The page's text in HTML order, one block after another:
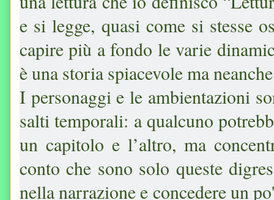
e si legge, quasi come si stesse
capire più a fondo le varie
è una storia spiacevole ma
I personaggi e le ambientazioni
salti temporali: a qualcuno
un capitolo e l’altro, ma
conto che sono solo queste
nella narrazione e concedere un